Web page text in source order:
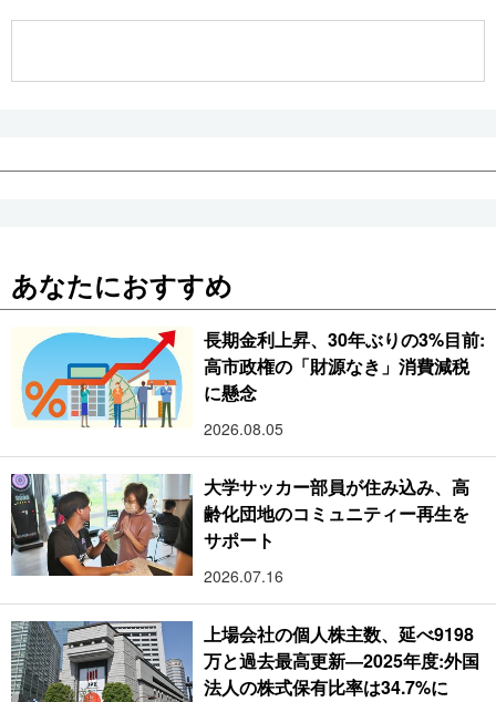
あなたにおすすめ
長期金利上昇、30年ぶりの3%目前:
高市政権の「財源なき」消費減税
に懸念
2026.08.05
大学サッカー部員が住み込み、高
齢化団地のコミュニティー再生を
サポート
2026.07.16
上場会社の個人株主数、延べ9198
万と過去最高更新―2025年度:外国
法人の株式保有比率は34.7%に